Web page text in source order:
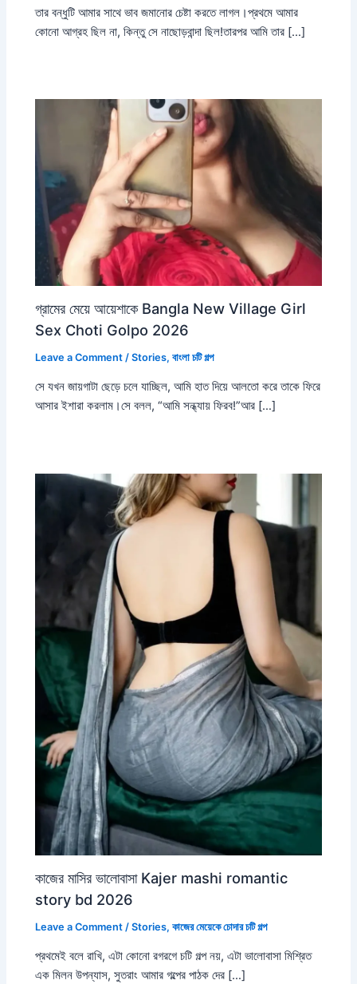
তার বন্ধুটি আমার সাথে ভাব জমানোর চেষ্টা করতে লাগল।প্রথমে আমার
কোনো আগ্রহ ছিল না, কিন্তু সে নাছোড়বান্দা ছিল!তারপর আমি তার […]
গ্রামের মেয়ে আয়েশাকে Bangla New Village Girl
Sex Choti Golpo 2026
Leave a Comment /Stories,বাংলা চটি গল্প
সে যখন জায়গাটা ছেড়ে চলে যাচ্ছিল, আমি হাত দিয়ে আলতো করে তাকে ফিরে
আসার ইশারা করলাম।সে বলল, “আমি সন্ধ্যায় ফিরব!”আর […]
কাজের মাসির ভালোবাসা Kajer mashi romantic
story bd 2026
Leave a Comment /Stories,কাজের মেয়েকে চোদার চটি গল্প
প্রথমেই বলে রাখি, এটা কোনো রগরগে চটি গল্প নয়, এটা ভালোবাসা মিশ্রিত
এক মিলন উপন্যাস, সুতরাং আমার গল্পের পাঠক দের […]